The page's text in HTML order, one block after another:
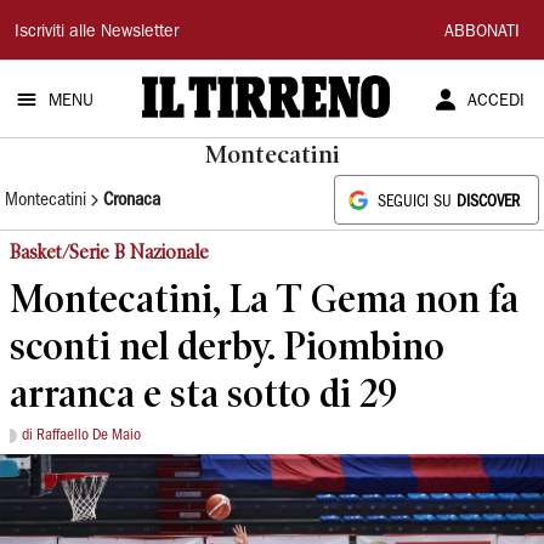
Il
Tirreno
Iscriviti alle Newsletter ABBONATI
MENU ACCEDI
Montecatini
Montecatini Cronaca SEGUICI SU DISCOVER
Basket/Serie B Nazionale
Montecatini, La T Gema non fa
sconti nel derby. Piombino
arranca e sta sotto di 29
di Raffaello De Maio